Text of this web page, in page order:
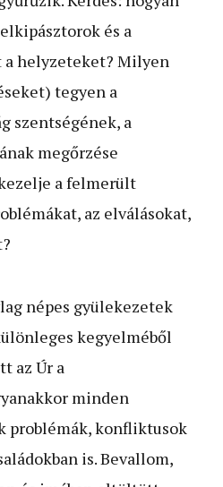
és a
hely­zeteket? Milyen
tegyen a
szentségének, a
megőrzése
a felmerült
az elválásokat,
népes gyülekezetek
kegyelméből
az Úr a
minden
problémák, konfliktusok
is. Bevallom,